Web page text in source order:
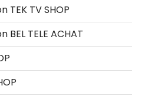
TEK TV SHOP
TELE ACHAT